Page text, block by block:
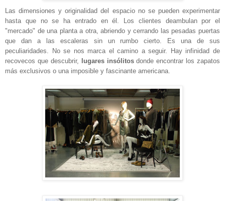
Las dimensiones y originalidad del espacio no se pueden experimentar
hasta que no se ha entrado en él. Los clientes deambulan por el
"mercado" de una planta a otra, abriendo y cerrando las pesadas puertas
que dan a las escaleras sin un rumbo cierto. Es una de sus
peculiaridades. No se nos marca el camino a seguir. Hay infinidad de
recovecos que descubrir,
lugares insólitosdonde encontrar los zapatos
más exclusivos o una imposible y fascinante americana.